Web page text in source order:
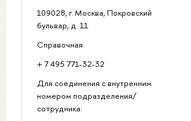
109028, г. Москва, Покровский
бульвар, д. 11
Справочная:
+ 7 495 771-32-32
Для соединения с внутренним
номером подразделения/
сотрудника: